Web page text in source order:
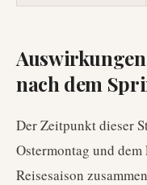
nach dem
Der Zeitpunkt dieser
Ostermontag und
Reisesaison